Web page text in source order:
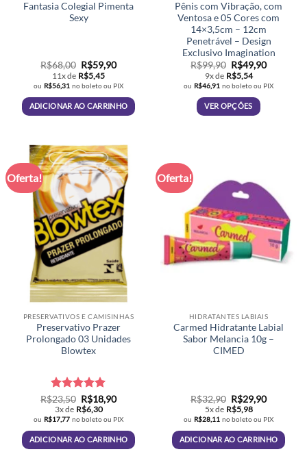
Fantasia Colegial Pimenta
Sexy
R$68,00 O
preço
original
era:
R$68,00.
R$59,90O
atual
é:
R$59,90.
11x de R$5,45
ou R$56,31 no boleto ou PIX
ADICIONAR AO CARRINHO
Pênis com Vibração, com
Ventosa e 05 Cores com
14×3,5cm – 12cm
Penetrável – Design
Exclusivo Imagination
R$99,90 O
preço
original
era:
R$99,90.
R$49,90O
atual
é:
9x de R$5,54
ou R$46,91 no boleto ou PIX
VER OPÇÕES
variantes.
As
opções
podem
ser
escolhidas
Oferta!
PRESERVATIVOS E CAMISINHAS
Preservativo Prazer
Prolongado 03 Unidades
Blowtex
Avaliação5
de 5
R$23,50 O
preço
original
era:
R$23,50.
R$18,90O
atual
é:
R$18,90.
3x de R$6,30
ou R$17,77 no boleto ou PIX
ADICIONAR AO CARRINHO
Oferta!
HIDRATANTES LABIAIS
Carmed Hidratante Labial
Sabor Melancia 10g –
CIMED
R$32,90 O
preço
original
era:
R$32,90.
R$29,90O
atual
é:
R$29,90.
5x de R$5,98
ou R$28,11 no boleto ou PIX
ADICIONAR AO CARRINHO